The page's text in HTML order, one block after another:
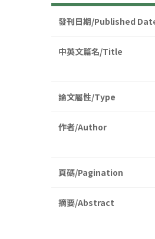
發刊日期/Published
中英文篇名/Title
論文屬性/Type
作者/Author
頁碼/Pagination
摘要/Abstract